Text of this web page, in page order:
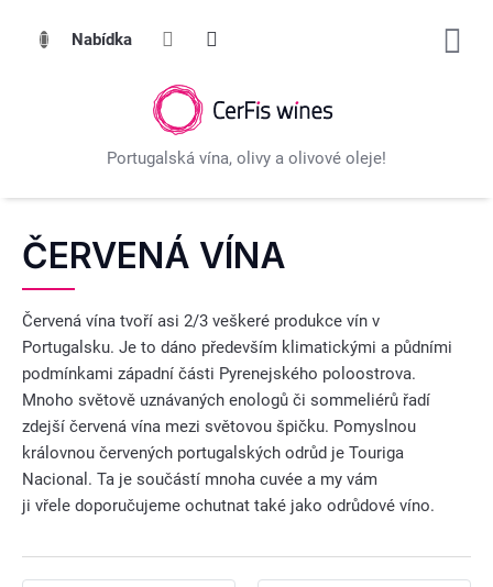
obsah
ČERVENÁ VÍNA
Červená vína tvoří asi 2/3 veškeré produkce vín v
Portugalsku. Je to dáno především klimatickými a půdními
podmínkami západní části Pyrenejského poloostrova.
Mnoho světově uznávaných enologů či sommeliérů řadí
zdejší červená vína mezi světovou špičku. Pomyslnou
královnou červených portugalských odrůd je Touriga
Nacional. Ta je součástí mnoha cuvée a my vám
ji vřele doporučujeme ochutnat také jako odrůdové víno.